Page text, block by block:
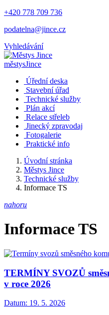
+420 778 709 736
podatelna@jince.cz
Vyhledávání
městysJince
Úřední deska
Stavební úřad
Technické služby
Plán akcí
Relace střeleb
Jinecký zpravodaj
Fotogalerie
Praktické info
Úvodní stránka
Městys Jince
Technické služby
Informace TS
nahoru
Informace TS
TERMÍNY SVOZŮ
v roce 2026
Datum: 19. 5. 2026